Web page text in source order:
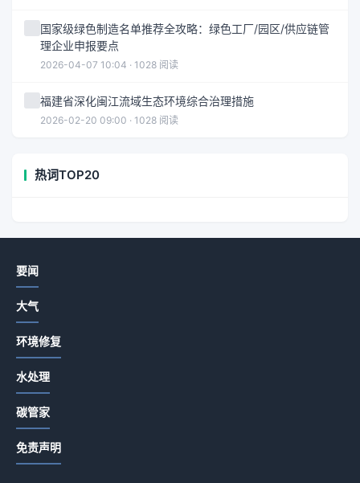
国家级绿色制造名单推荐全攻略：绿色工厂/园区/供应链管
理企业申报要点
2026-04-07 10:04 · 1028 阅读
福建省深化闽江流域生态环境综合治理措施
2026-02-20 09:00 · 1028 阅读
热词TOP20
要闻
大气
环境修复
水处理
碳管家
免责声明